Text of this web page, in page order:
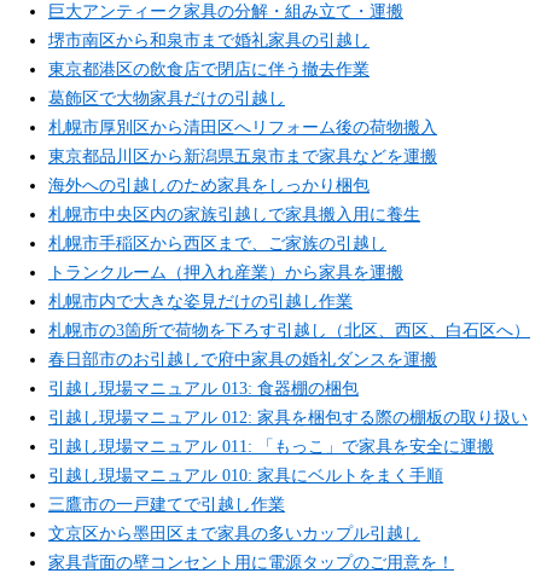
巨大アンティーク家具の分解・組み立て・運搬
堺市南区から和泉市まで婚礼家具の引越し
東京都港区の飲食店で閉店に伴う撤去作業
葛飾区で大物家具だけの引越し
札幌市厚別区から清田区へリフォーム後の荷物搬入
東京都品川区から新潟県五泉市まで家具などを運搬
海外への引越しのため家具をしっかり梱包
札幌市中央区内の家族引越しで家具搬入用に養生
札幌市手稲区から西区まで、ご家族の引越し
トランクルーム（押入れ産業）から家具を運搬
札幌市内で大きな姿見だけの引越し作業
札幌市の3箇所で荷物を下ろす引越し（北区、西区、白石区へ）
春日部市のお引越しで府中家具の婚礼ダンスを運搬
引越し現場マニュアル 013: 食器棚の梱包
引越し現場マニュアル 012: 家具を梱包する際の棚板の取り扱い
引越し現場マニュアル 011: 「もっこ」で家具を安全に運搬
引越し現場マニュアル 010: 家具にベルトをまく手順
三鷹市の一戸建てで引越し作業
文京区から墨田区まで家具の多いカップル引越し
家具背面の壁コンセント用に電源タップのご用意を！